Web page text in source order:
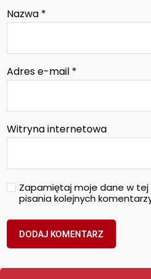
Nazwa *
Adres e-mail *
Witryna internetowa
Zapamiętaj moje dane w
pisania kolejnych